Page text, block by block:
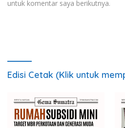
untuk komentar saya berikutnya.
Edisi Cetak (Klik untuk